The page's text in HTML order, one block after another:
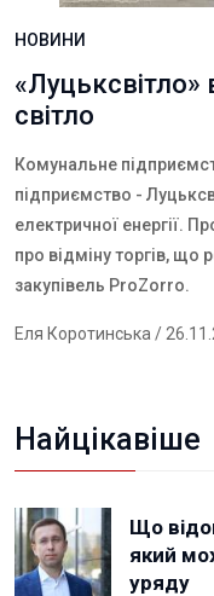
НОВИНИ
«Луцьксвітло»
світло
Комунальне
підприємство -
електричної енергії.
про відміну торгів, що
закупівель ProZorro.
Еля Коротинська /
Найцікавіше
Що
який
уряду